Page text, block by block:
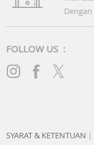
FOLLOW US :
SYARAT & KETENTUAN |